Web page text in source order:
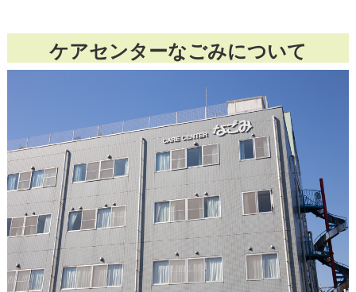
ケアセンターなごみについて